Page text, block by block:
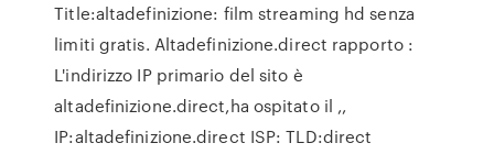
Title:altadefinizione: film streaming hd senza
limiti gratis. Altadefinizione.direct rapporto :
L'indirizzo IP primario del sito è
altadefinizione.direct,ha ospitato il ,,
IP:altadefinizione.direct ISP: TLD:direct